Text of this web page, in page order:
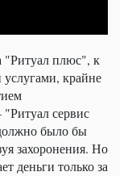
"Ритуал плюс", к
крайне
сервис
было бы
захоронения. Но
деньги только за